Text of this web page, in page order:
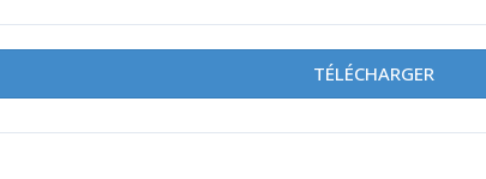
TÉLÉCHARGER